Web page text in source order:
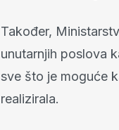
Također,
unutarnjih poslova
sve što je moguće
realizirala.